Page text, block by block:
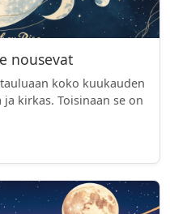
nousevat
koko kuukauden
kirkas. Toisinaan se on